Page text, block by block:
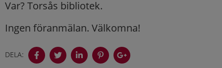
Var? Torsås bibliotek.
Ingen föranmälan. Välkomna!
DELA: